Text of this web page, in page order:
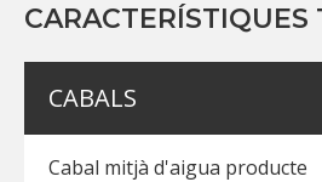
CARACTERÍSTIQUES
CABALS
Cabal mitjà d'aigua producte